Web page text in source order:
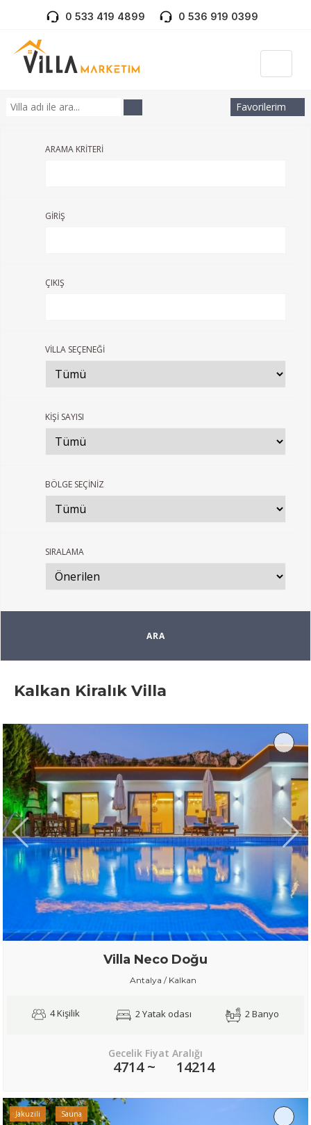
0 533 419 4899 0 536 919 0399
Favorilerim
ARAMA KRİTERİ
GİRİŞ
ÇIKIŞ
VİLLA SEÇENEĞİ
KİŞİ SAYISI
BÖLGE SEÇİNİZ
SIRALAMA
Kalkan Kiralık Villa
Villa Neco Doğu
Antalya / Kalkan
4 Kişilik 2 Yatak odası 2 Banyo
Gecelik Fiyat Aralığı
4714 ~ 14214
Jakuzili Sauna